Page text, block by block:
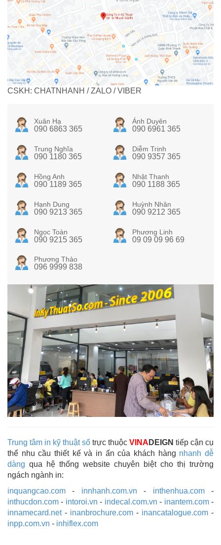
CSKH: CHATNHANH / ZALO / VIBER
Xuân Hạ
090 6863 365
Ánh Duyên
090 6961 365
Trung Nghĩa
090 1180 365
Diễm Trinh
090 9357 365
Hồng Anh
090 1189 365
Nhật Thanh
090 1188 365
Hạnh Dung
090 9213 365
Huỳnh Nhân
090 9212 365
Ngọc Toàn
090 9215 365
Phương Linh
09 09 09 96 69
Phương Thảo
096 9999 838
Trung tâm in kỹ thuật số trực thuộc VINA DEIGN tiếp cận cụ
thể nhu cầu thiết kế và in ấn của khách hàng nhanh dễ
dàng qua hệ thống website chuyên biệt cho thị trường
ngách ngành in:
inquangcao.com - innhanh.com.vn - inthenhua.com-
inthucdon.com - intoroi.vn - indecal.com.vn - inantem.com-
innamecard.net- inanbrochure.com - inancatalogue.com -
inpp.com.vn - inhiflex.com